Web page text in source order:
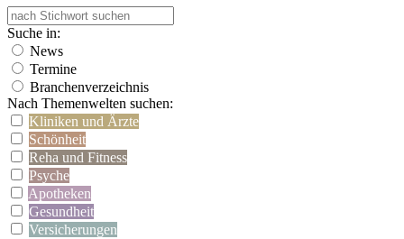
Suche in:
News
Termine
Branchenverzeichnis
Nach Themenwelten suchen:
Kliniken und Ärzte
Schönheit
Reha und Fitness
Psyche
Apotheken
Gesundheit
Versicherungen